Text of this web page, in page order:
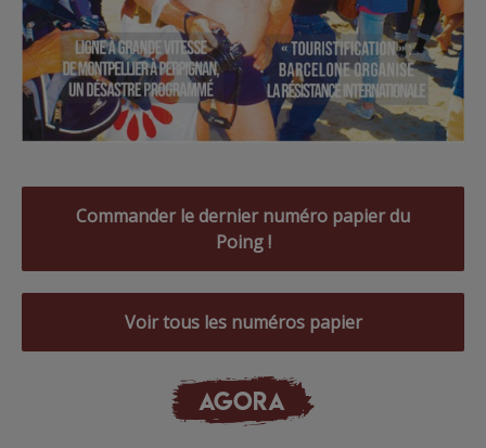
Commander le dernier numéro papier du
Poing !
Voir tous les numéros papier
AGORA